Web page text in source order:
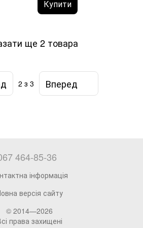
Купити
ще 2 товара
2 з 3 Вперед
464-85-36
інформація
версія сайту
© 2014—2026
права захищені